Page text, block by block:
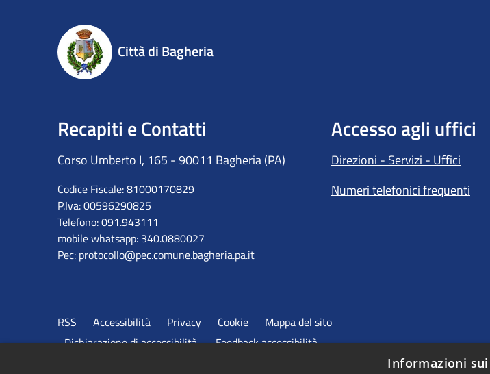
Città di Bagheria
Recapiti e Contatti
Corso Umberto I, 165 - 90011 Bagheria (PA)
Codice Fiscale: 81000170829
P.Iva: 00596290825
Telefono: 091.943111
mobile whatsapp: 340.0880027
Pec: protocollo@pec.comune.bagheria.pa.it
Accesso agli uffici
Direzioni - Servizi - Uffici
Numeri telefonici frequenti
RSS Accessibilità Privacy Cookie
Mappa del sito
Dichiarazione di accessibilità
Feedback accessibilità
Informazioni